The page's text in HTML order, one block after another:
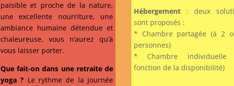
paisible et proche de la nature,
une excellente nourriture, une
ambiance humaine détendue et
chaleureuse, vous n’aurez qu’à
vous laisser porter.
Que fait-on dans une retraite de
yoga ? Le rythme de la journée
Hébergement: deux
sont proposés :
* Chambre partagée (à 2
personnes)
* Chambre individuelle
fonction de la disponibilité)